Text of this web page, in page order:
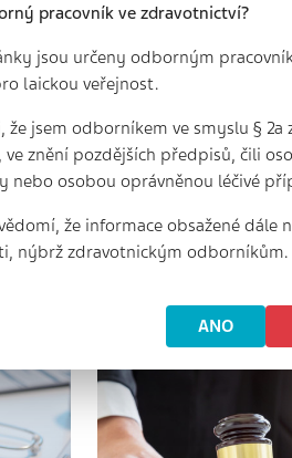
být
První tři
nového systému
započitatelných
a…
3 min. | 24. 3.
skončí i první čtvrtletí
nového systému
započitatelných
pracovník ve zdravotnictví?
jsou určeny odborným
laickou veřejnost.
že jsem odborníkem ve smyslu § 2a
ve znění pozdějších předpisů, čili
nebo osobou oprávněnou léčivé
že informace obsažené dále
nýbrž zdravotnickým odborníkům.
ANO